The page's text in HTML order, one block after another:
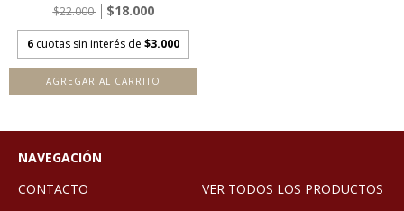
$22.000
$18.000
6 cuotas sin interés de $3.000
AGREGAR AL CARRITO
NAVEGACIÓN
CONTACTO
VER TODOS LOS PRODUCTOS